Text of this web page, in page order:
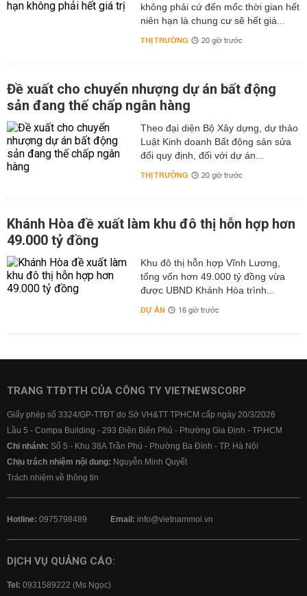
không phải cứ đến mốc thời gian hết
niên hạn là chung cư sẽ hết giá...
THỊ TRƯỜNG 20 giờ trước
Đề xuất cho chuyển nhượng dự án bất động
sản đang thế chấp ngân hàng
Theo đại diện Bộ Xây dựng, dự thảo
Luật Kinh doanh Bất động sản sửa
đổi quy định, đối với dự án...
THỊ TRƯỜNG 20 giờ trước
Khánh Hòa đề xuất làm khu đô thị hỗn hợp hơn
49.000 tỷ đồng
Khu đô thị hỗn hợp Vĩnh Lương,
tổng vốn hơn 49.000 tỷ đồng vừa
được UBND Khánh Hòa trình...
DỰ ÁN 16 giờ trước
TRANG TTĐTTH CỦA CÔNG TY VIETNEWSCORP
Giấy phép số 3324/GP-TTĐT do Sở VH&TT TPHCM cấp ngày 20/3/2026
Lầu 5 - Compa Building - 293 Điện Biên Phủ - Phường Gia Định - TP.HCM
Chi nhánh: Số 5 - Khu 38A Trần Phú - Phường Ba Đình - TP. Hà Nội
Chịu trách nhiệm nội dung: Nguyễn Minh Quyết
Trách nhiệm về thông tin
Hotline: 0975798489 Email: info@vietnammoi.vn
DỊCH VỤ QUẢNG CÁO:
Tel: 0931589222 (Ms Ngọc)